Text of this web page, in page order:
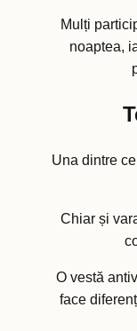
Mulți
noaptea,
Una dintre
Chiar și
O vestă
face